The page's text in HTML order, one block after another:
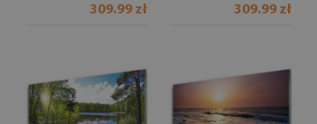
309.99 zł 309.99 zł